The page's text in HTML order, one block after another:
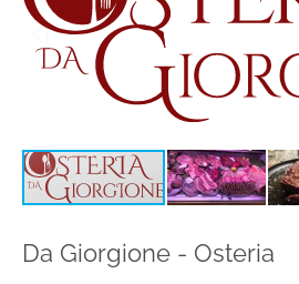
Da Giorgione - Osteria